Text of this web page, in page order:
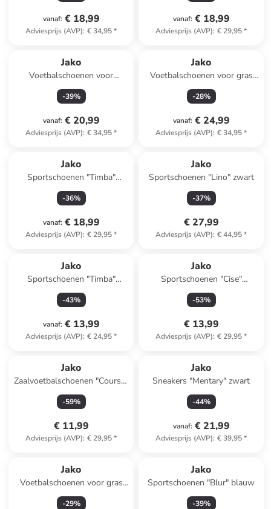
vanaf: € 18,99
Adviesprijs (AVP): € 34,95*
vanaf: € 18,99
Adviesprijs (AVP): € 29,95*
Jako
Voetbalschoenen voor
(kunst)gras "Skill" turquoise
-39%
vanaf: € 20,99
Adviesprijs (AVP): € 34,95*
Jako
Voetbalschoenen voor gras
"Vini" lichtblauw
-28%
vanaf: € 24,99
Adviesprijs (AVP): € 34,95*
Jako
Sportschoenen "Timba"
lichtroze
-36%
vanaf: € 18,99
Adviesprijs (AVP): € 29,95*
Jako
Sportschoenen "Lino" zwart
-37%
€ 27,99
Adviesprijs (AVP): € 44,95*
Jako
Sportschoenen "Timba"
donkerblauw
-43%
vanaf: € 13,99
Adviesprijs (AVP): € 24,95*
Jako
Sportschoenen "Cise"
lichtblauw
-53%
€ 13,99
Adviesprijs (AVP): € 29,95*
Jako
Zaalvoetbalschoenen "Course"
blauw/geel
-59%
€ 11,99
Adviesprijs (AVP): € 29,95*
Jako
Sneakers "Mentary" zwart
-44%
vanaf: € 21,99
Adviesprijs (AVP): € 39,95*
Jako
Voetbalschoenen voor gras
"Signature" zwart
-29%
Jako
Sportschoenen "Blur" blauw
-39%